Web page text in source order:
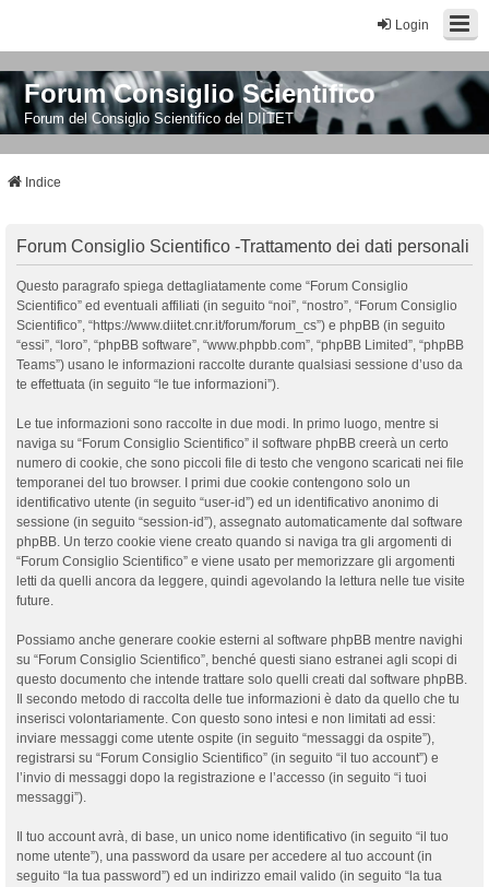
Login
Forum Consiglio Scientifico
Forum del Consiglio Scientifico del DIITET
Indice
Forum Consiglio Scientifico -Trattamento dei dati personali
Questo paragrafo spiega dettagliatamente come “Forum Consiglio
Scientifico” ed eventuali affiliati (in seguito “noi”, “nostro”, “Forum Consiglio
Scientifico”, “https://www.diitet.cnr.it/forum/forum_cs”) e phpBB (in seguito
“essi”, “loro”, “phpBB software”, “www.phpbb.com”, “phpBB Limited”, “phpBB
Teams”) usano le informazioni raccolte durante qualsiasi sessione d’uso da
te effettuata (in seguito “le tue informazioni”).
Le tue informazioni sono raccolte in due modi. In primo luogo, mentre si
naviga su “Forum Consiglio Scientifico” il software phpBB creerà un certo
numero di cookie, che sono piccoli file di testo che vengono scaricati nei file
temporanei del tuo browser. I primi due cookie contengono solo un
identificativo utente (in seguito “user-id”) ed un identificativo anonimo di
sessione (in seguito “session-id”), assegnato automaticamente dal software
phpBB. Un terzo cookie viene creato quando si naviga tra gli argomenti di
“Forum Consiglio Scientifico” e viene usato per memorizzare gli argomenti
letti da quelli ancora da leggere, quindi agevolando la lettura nelle tue visite
future.
Possiamo anche generare cookie esterni al software phpBB mentre navighi
su “Forum Consiglio Scientifico”, benché questi siano estranei agli scopi di
questo documento che intende trattare solo quelli creati dal software phpBB.
Il secondo metodo di raccolta delle tue informazioni è dato da quello che tu
inserisci volontariamente. Con questo sono intesi e non limitati ad essi:
inviare messaggi come utente ospite (in seguito “messaggi da ospite”),
registrarsi su “Forum Consiglio Scientifico” (in seguito “il tuo account”) e
l’invio di messaggi dopo la registrazione e l’accesso (in seguito “i tuoi
messaggi”).
Il tuo account avrà, di base, un unico nome identificativo (in seguito “il tuo
nome utente”), una password da usare per accedere al tuo account (in
seguito “la tua password”) ed un indirizzo email valido (in seguito “la tua